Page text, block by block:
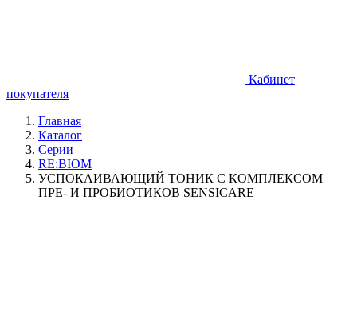
Кабинет
покупателя
Главная
Каталог
Серии
RE:BIOM
УСПОКАИВАЮЩИЙ ТОНИК С КОМПЛЕКСОМ
ПРЕ- И ПРОБИОТИКОВ SENSICARE